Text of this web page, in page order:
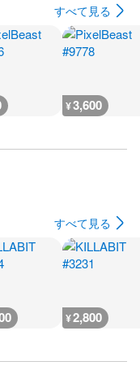
すべて見る
¥3,600
すべて見る
¥2,800